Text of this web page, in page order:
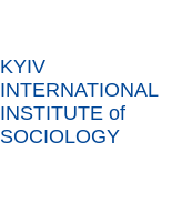
KYIV
INTERNATIONAL
INSTITUTE of
SOCIOLOGY